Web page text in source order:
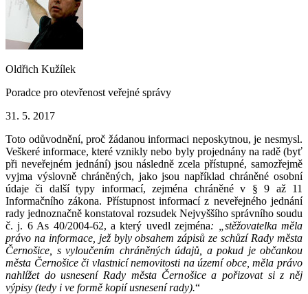
Oldřich Kužílek
Poradce pro otevřenost veřejné správy
31. 5. 2017
Toto odůvodnění, proč žádanou informaci neposkytnou, je nesmysl.
Veškeré informace, které vznikly nebo byly projednány na radě (byť
při neveřejném jednání) jsou následně zcela přístupné, samozřejmě
vyjma výslovně chráněných, jako jsou například chráněné osobní
údaje či další typy informací, zejména chráněné v § 9 až 11
Informačního zákona. Přístupnost informací z neveřejného jednání
rady jednoznačně konstatoval rozsudek Nejvyššího správního soudu
č. j. 6 As 40/2004-62, a který uvedl zejména: „stěžovatelka měla
právo na informace, jež byly obsahem zápisů ze schůzí Rady města
Černošice, s vyloučením chráněných údajů, a pokud je občankou
města Černošice či vlastnicí nemovitosti na území obce, měla právo
nahlížet do usnesení Rady města Černošice a pořizovat si z něj
výpisy (tedy i ve formě kopií usnesení rady).“